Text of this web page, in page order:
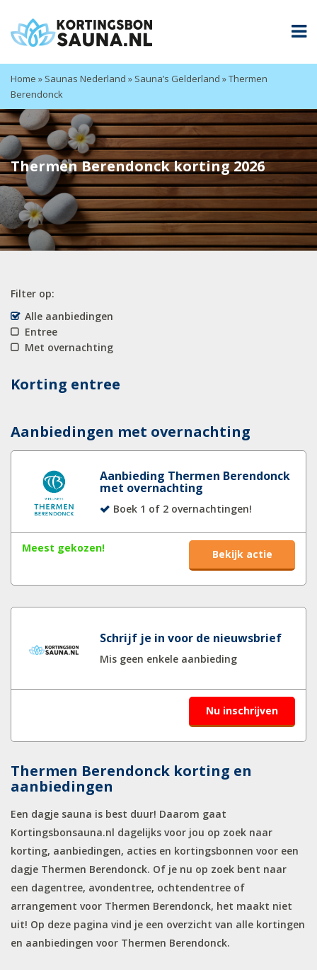
Home » Saunas Nederland » Sauna’s Gelderland »Thermen
Berendonck
Thermen Berendonck korting 2026
Filter op:
Alle aanbiedingen
Entree
Met overnachting
Korting entree
Aanbiedingen met overnachting
Aanbieding Thermen Berendonck
met overnachting
Boek 1 of 2 overnachtingen!
Meest gekozen! Bekijk actie
Schrijf je in voor de nieuwsbrief
Mis geen enkele aanbieding
Nu inschrijven
Thermen Berendonck korting en
aanbiedingen
Een dagje sauna is best duur! Daarom gaat
Kortingsbonsauna.nl dagelijks voor jou op zoek naar
korting, aanbiedingen, acties en kortingsbonnen voor een
dagje Thermen Berendonck. Of je nu op zoek bent naar
een dagentree, avondentree, ochtendentree of
arrangement voor Thermen Berendonck, het maakt niet
uit! Op deze pagina vind je een overzicht van alle kortingen
en aanbiedingen voor Thermen Berendonck.